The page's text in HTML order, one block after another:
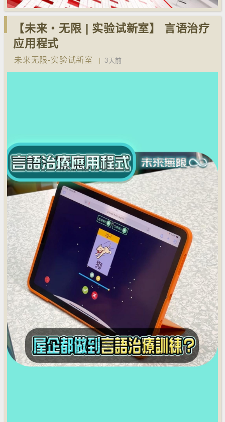
【未来‧无限 | 实验试新室】 言语治疗
应用程式
未来无限-实验试新室 3天前